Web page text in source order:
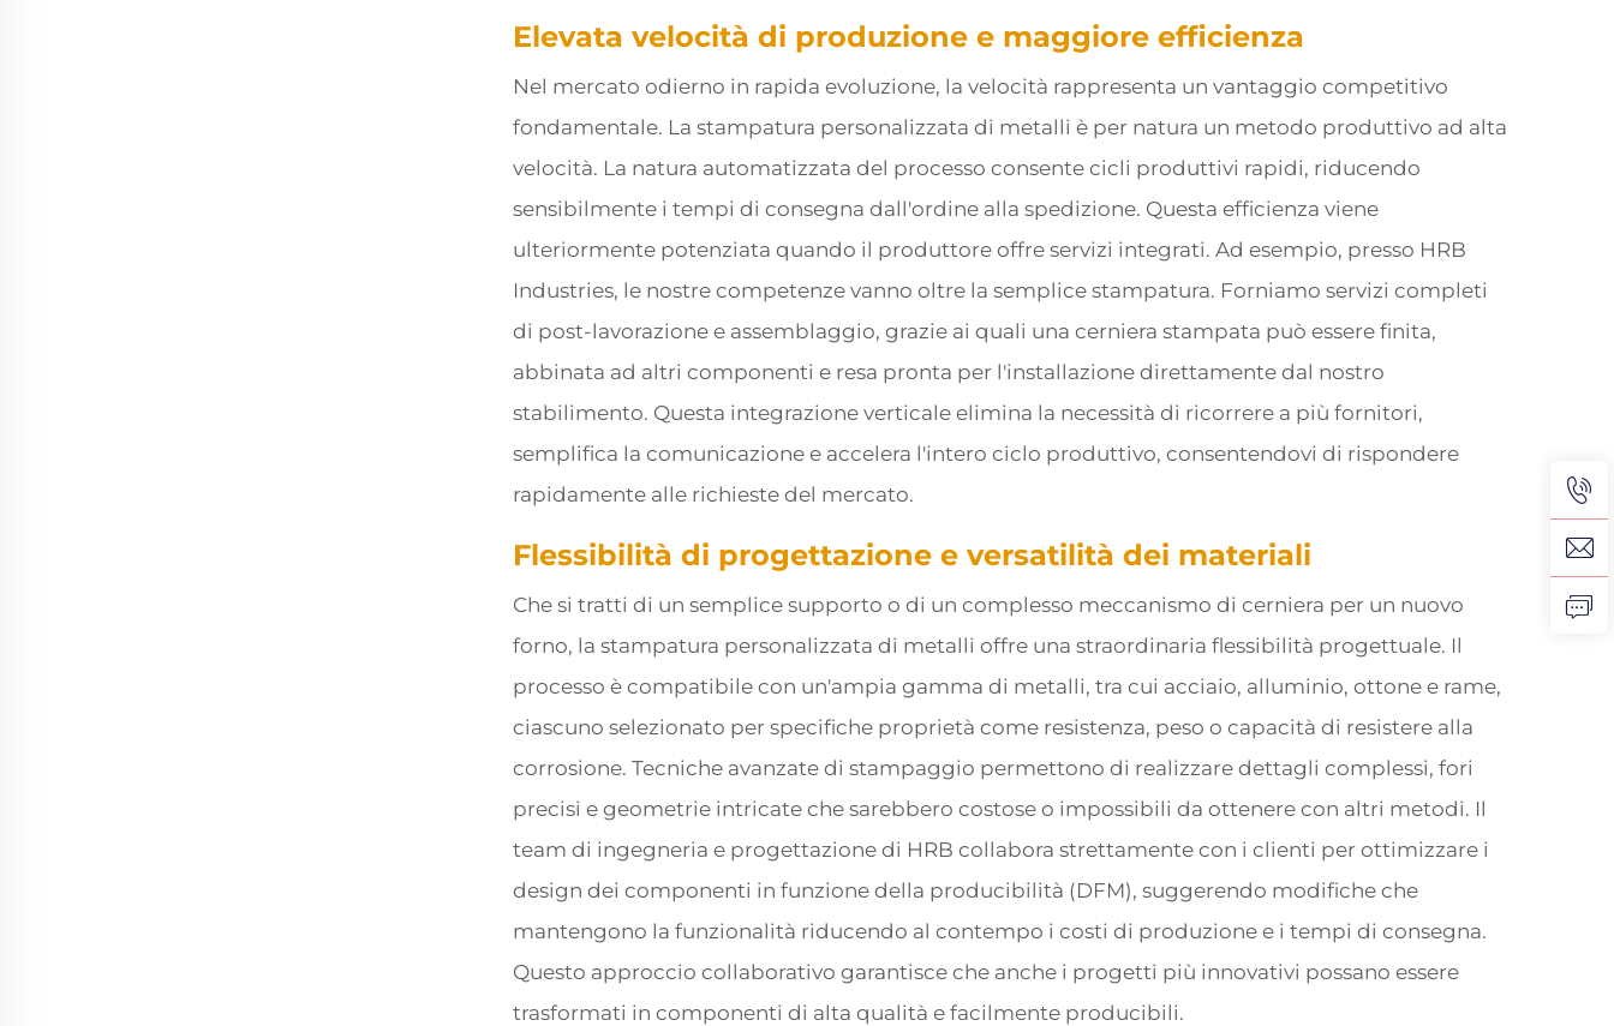
Elevata velocità di produzione e maggiore efficienza
Nel mercato odierno in rapida evoluzione, la velocità rappresenta un vantaggio competitivo
fondamentale. La stampatura personalizzata di metalli è per natura un metodo produttivo ad alta
velocità. La natura automatizzata del processo consente cicli produttivi rapidi, riducendo
sensibilmente i tempi di consegna dall'ordine alla spedizione. Questa efficienza viene
ulteriormente potenziata quando il produttore offre servizi integrati. Ad esempio, presso HRB
Industries, le nostre competenze vanno oltre la semplice stampatura. Forniamo servizi completi
di post-lavorazione e assemblaggio, grazie ai quali una cerniera stampata può essere finita,
abbinata ad altri componenti e resa pronta per l'installazione direttamente dal nostro
stabilimento. Questa integrazione verticale elimina la necessità di ricorrere a più fornitori,
semplifica la comunicazione e accelera l'intero ciclo produttivo, consentendovi di rispondere
rapidamente alle richieste del mercato.
Flessibilità di progettazione e versatilità dei materiali
Che si tratti di un semplice supporto o di un complesso meccanismo di cerniera per un nuovo
forno, la stampatura personalizzata di metalli offre una straordinaria flessibilità progettuale. Il
processo è compatibile con un'ampia gamma di metalli, tra cui acciaio, alluminio, ottone e rame,
ciascuno selezionato per specifiche proprietà come resistenza, peso o capacità di resistere alla
corrosione. Tecniche avanzate di stampaggio permettono di realizzare dettagli complessi, fori
precisi e geometrie intricate che sarebbero costose o impossibili da ottenere con altri metodi. Il
team di ingegneria e progettazione di HRB collabora strettamente con i clienti per ottimizzare i
design dei componenti in funzione della producibilità (DFM), suggerendo modifiche che
mantengono la funzionalità riducendo al contempo i costi di produzione e i tempi di consegna.
Questo approccio collaborativo garantisce che anche i progetti più innovativi possano essere
trasformati in componenti di alta qualità e facilmente producibili.